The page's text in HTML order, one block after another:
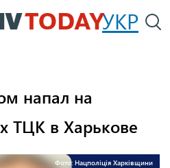
Перейти
к
УКР
напал на
ТЦК в Харькове
Фото: Нацполіція Харківщини